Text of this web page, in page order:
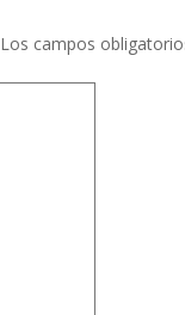
Los campos